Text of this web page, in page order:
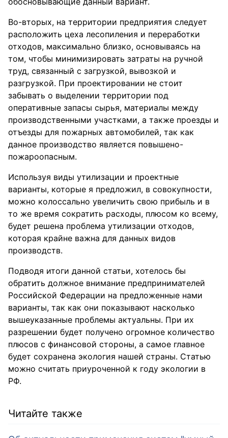
Во-вторых, на территории предприятия следует
расположить цеха лесопиления и переработки
отходов, максимально близко, основываясь на
том, чтобы минимизировать затраты на ручной
труд, связанный с загрузкой, вывозкой и
разгрузкой. При проектировании не стоит
забывать о выделении территории под
оперативные запасы сырья, материалы между
производственными участками, а также проезды и
отъезды для пожарных автомобилей, так как
данное производство является повышено-
пожароопасным.
Используя виды утилизации и проектные
варианты, которые я предложил, в совокупности,
можно колоссально увеличить свою прибыль и в
то же время сократить расходы, плюсом ко всему,
будет решена проблема утилизации отходов,
которая крайне важна для данных видов
производств.
Подводя итоги данной статьи, хотелось бы
обратить должное внимание предпринимателей
Российской Федерации на предложенные нами
варианты, так как они показывают насколько
вышеуказанные проблемы актуальны. При их
разрешении будет получено огромное количество
плюсов с финансовой стороны, а самое главное
будет сохранена экология нашей страны. Статью
можно считать приуроченной к году экологии в
РФ.
Читайте также